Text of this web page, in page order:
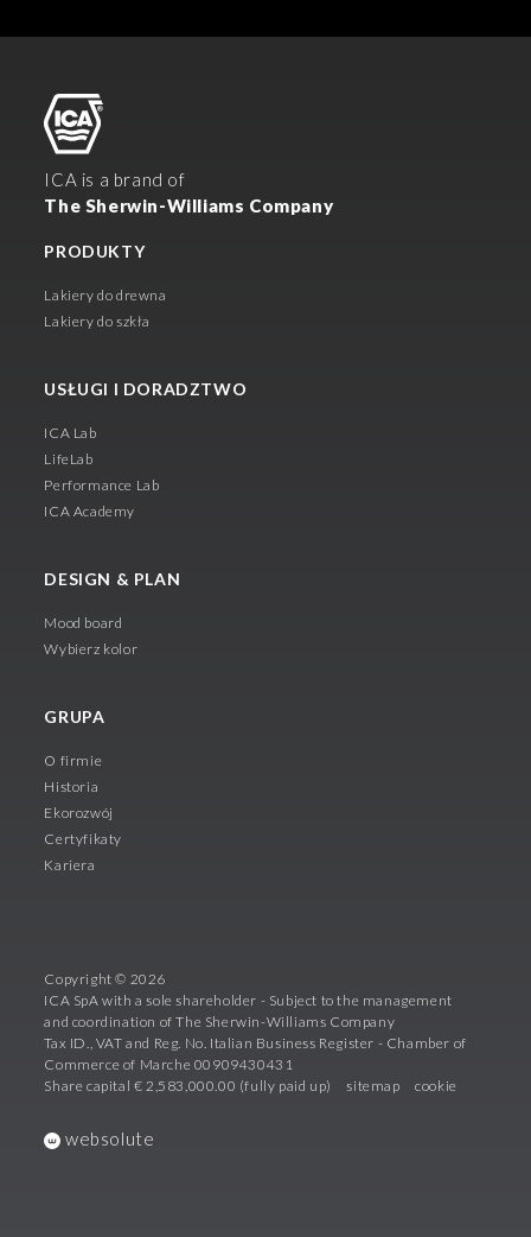
ICA is a brand of
The Sherwin-Williams Company
PRODUKTY
Lakiery do drewna
Lakiery do szkła
USŁUGI I DORADZTWO
ICA Lab
LifeLab
Performance Lab
ICA Academy
DESIGN & PLAN
Mood board
Wybierz kolor
GRUPA
O firmie
Historia
Ekorozwój
Certyfikaty
Kariera
Copyright © 2026
ICA SpA with a sole shareholder - Subject to the management
and coordination of The Sherwin-Williams Company
Tax ID., VAT and Reg. No. Italian Business Register - Chamber of
Commerce of Marche 00909430431
Share capital € 2,583,000.00 (fully paid up)
sitemap cookie
websolute